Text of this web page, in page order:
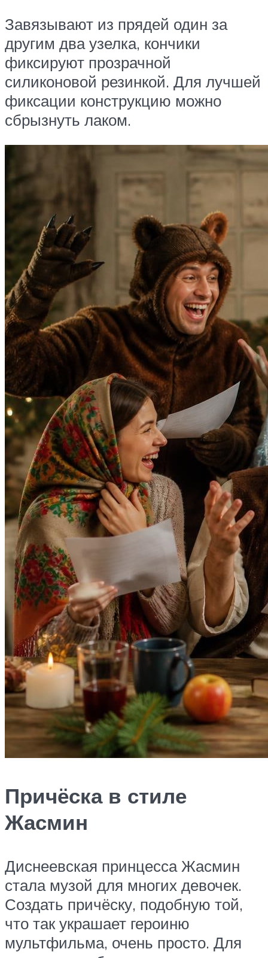
Завязывают из прядей один за
другим два узелка, кончики
фиксируют прозрачной
силиконовой резинкой. Для лучшей
фиксации конструкцию можно
сбрызнуть лаком.
Причёска в стиле
Жасмин
Диснеевская принцесса Жасмин
стала музой для многих девочек.
Создать причёску, подобную той,
что так украшает героиню
мультфильма, очень просто. Для